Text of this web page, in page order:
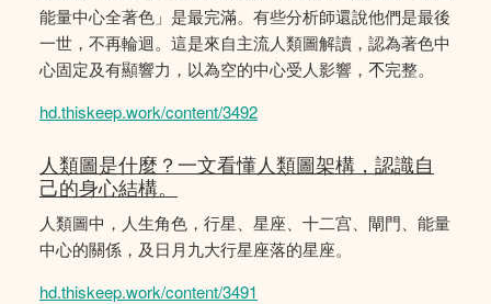
能量中心全著色」是最完滿。有些分析師還說他們是最後
一世，不再輪迴。這是來自主流人類圖解讀，認為著色中
心固定及有顯響力，以為空的中心受人影響，𣎴完整。
hd.thiskeep.work/content/3492
人類圖是什麼？一文看懂人類圖架構，認識自
己的身心結構。
人類圖中，人生角色，行星、星座、十二宫、閘門、能量
中心的關係，及日月九大行星座落的星座。
hd.thiskeep.work/content/3491